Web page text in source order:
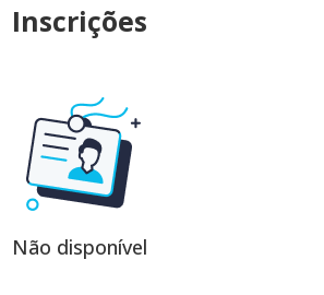
Inscrições
Não disponível